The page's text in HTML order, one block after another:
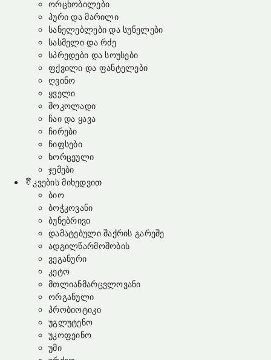
ორცხობილები
პური და მარილი
სანელებლები და სუნელები
სასმელი და რძე
სპრედები და სოუსები
ფქვილი და ფანტელები
ღვინო
ყველი
შოკოლადი
ჩაი და ყავა
ჩირები
ჩიფსები
ხორცეული
ჯემები
კვების მიხედვით
ბიო
ბოჭკოვანი
ბუნებრივი
დამატებული შაქრის გარეშე
ადგილწარმოშობის
ვეგანური
კეტო
მთლიანმარცვლოვანი
ორგანული
პრობიოტიკი
უგლუტენო
უკოფეინო
უმი